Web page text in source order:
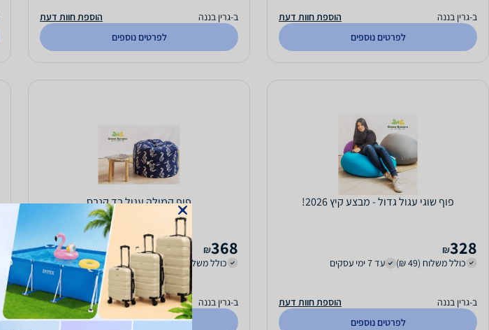
ב-גרין בננה
הוספת חוות דעת
לפרטים נוספים
ב-גרין בננה
הוספת חוות דעת
לפרטים נוספים
פוף שוגי עגול גדול - מבצע קיץ 2026!
328
₪
כולל משלוח (49 ₪)
עד 7 ימי עסקים
ב-גרין בננה
הוספת חוות דעת
לפרטים נוספים
פוף קמילה עגול בד קנבס
368
₪
כולל משלוח (49 ₪)
עד 7 ימי עסקים
ב-גרין בננה
הוספת חוות דעת
לפרטים נוספים